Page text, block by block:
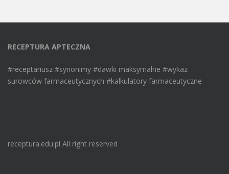
RECEPTURA APTECZNA
#receptariusz #synonimy #dawki maksymalne #wykaz
surowców farmaceutycznych #kalkulatory farmaceutyczne
receptura.edu.pl All right reserved